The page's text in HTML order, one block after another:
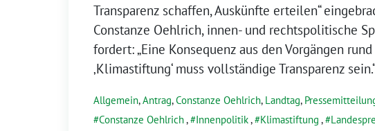
Transparenz schaffen, Auskünfte erteilen“
Constanze Oehlrich, innen- und rechtspolitische
fordert: „Eine Konsequenz aus den Vorgängen
‚Klimastiftung‘ muss vollständige Transparenz
Allgemein,Antrag,Constanze Oehlrich, Landtag,
Constanze Oehlrich, Innenpolitik, Klimastiftung ,